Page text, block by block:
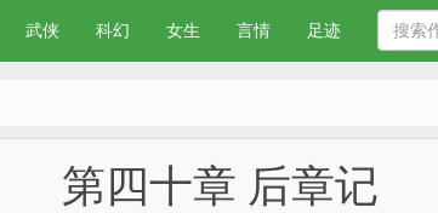
武侠 科幻 女生 言情 足迹
第四十章 后章记